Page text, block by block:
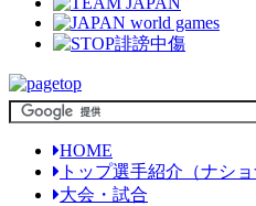
HOME
トップ選手紹介（ナショ
大会・試合